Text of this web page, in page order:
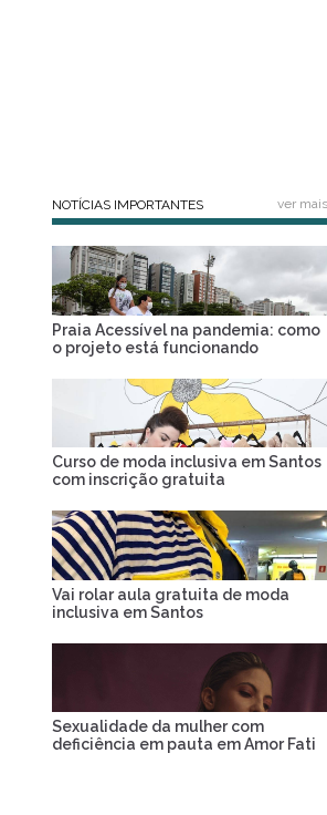
NOTÍCIAS IMPORTANTES ver mais
Praia Acessível na pandemia: como
o projeto está funcionando
Curso de moda inclusiva em Santos
com inscrição gratuita
Vai rolar aula gratuita de moda
inclusiva em Santos
Sexualidade da mulher com
deficiência em pauta em Amor Fati